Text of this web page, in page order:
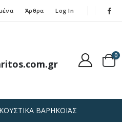
Άρθρα Log In
0
ΒΑΡΗΚΟΪΑΣ